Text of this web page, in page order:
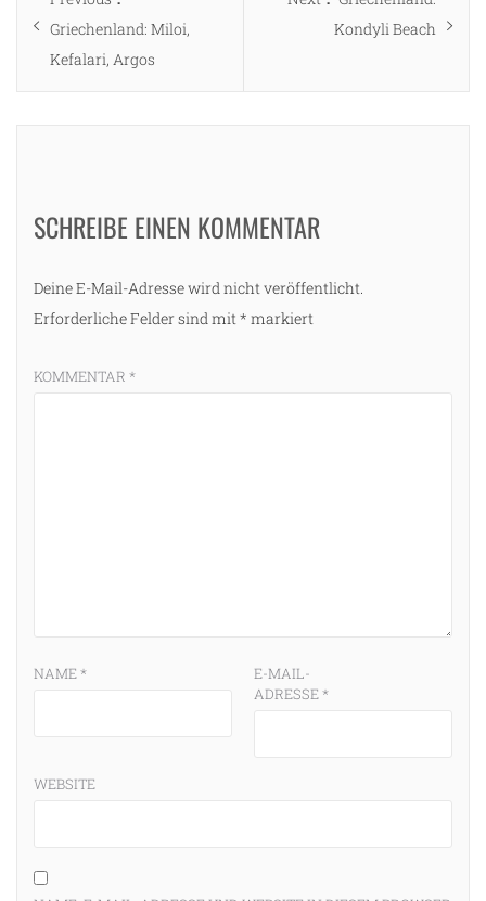
post:
Griechenland: Miloi,
Kefalari, Argos
post:
Kondyli Beach
SCHREIBE EINEN KOMMENTAR
Deine E-Mail-Adresse wird nicht veröffentlicht.
Erforderliche Felder sind mit * markiert
KOMMENTAR *
NAME*
E-MAIL-
ADRESSE*
WEBSITE